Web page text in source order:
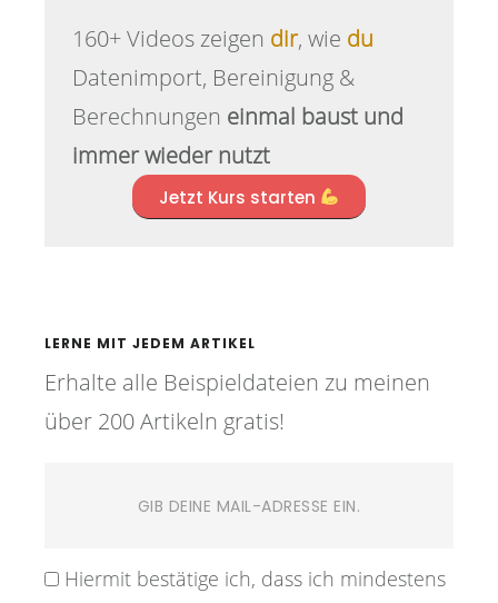
160+ Videos zeigen dir, wie du
Datenimport, Bereinigung &
Berechnungen einmal baust und
immer wieder nutzt
Jetzt Kurs starten
LERNE MIT JEDEM ARTIKEL
Erhalte alle Beispieldateien zu meinen
über 200 Artikeln gratis!
Hiermit bestätige ich, dass ich mindestens